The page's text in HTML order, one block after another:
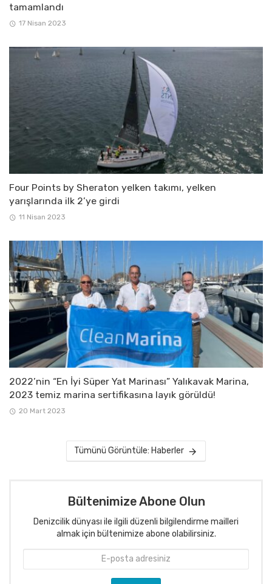
tamamlandı
17 Nisan 2023
Four Points by Sheraton yelken takımı, yelken
yarışlarında ilk 2’ye girdi
11 Nisan 2023
2022’nin “En İyi Süper Yat Marinası” Yalıkavak Marina,
2023 temiz marina sertifikasına layık görüldü!
20 Mart 2023
Tümünü Görüntüle: Haberler
Bültenimize Abone Olun
Denizcilik dünyası ile ilgili düzenli bilgilendirme mailleri
almak için bültenimize abone olabilirsiniz.